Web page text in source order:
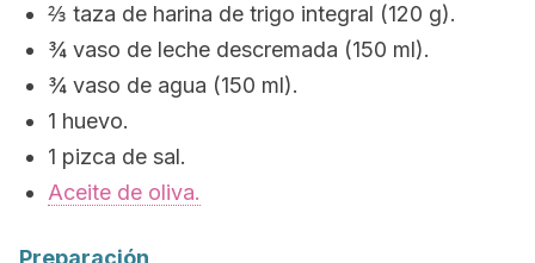
⅔ taza de harina de trigo integral (120 g).
¾ vaso de leche descremada (150 ml).
¾ vaso de agua (150 ml).
1 huevo.
1 pizca de sal.
Aceite de oliva.
Preparación